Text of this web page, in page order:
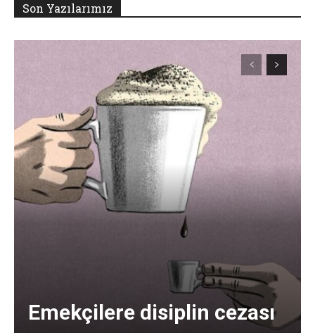
Son Yazılarımız
Emekçilere disiplin cezası